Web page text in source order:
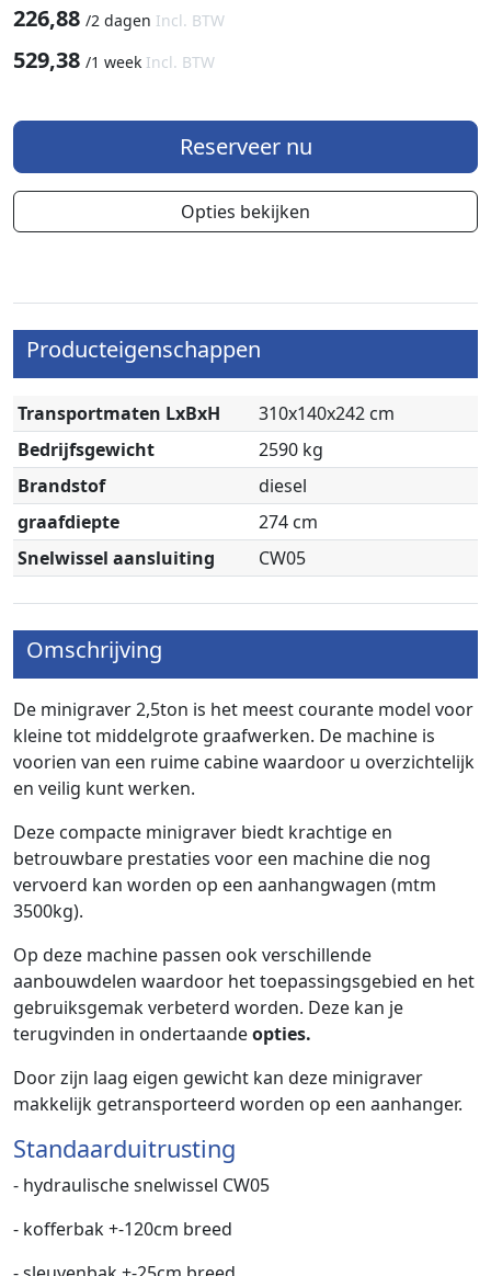
226,88 /2 dagen Incl. BTW
529,38 /1 week Incl. BTW
Reserveer nu
Opties bekijken
Producteigenschappen
Transportmaten LxBxH
310x140x242 cm
Bedrijfsgewicht
2590 kg
Brandstof
diesel
graafdiepte
274 cm
Snelwissel aansluiting
CW05
Omschrijving
De minigraver 2,5ton is het meest courante model voor
kleine tot middelgrote graafwerken. De machine is
voorien van een ruime cabine waardoor u overzichtelijk
en veilig kunt werken.
Deze compacte minigraver biedt krachtige en
betrouwbare prestaties voor een machine die nog
vervoerd kan worden op een aanhangwagen (mtm
3500kg).
Op deze machine passen ook verschillende
aanbouwdelen waardoor het toepassingsgebied en het
gebruiksgemak verbeterd worden. Deze kan je
terugvinden in ondertaandeopties.
Door zijn laag eigen gewicht kan deze minigraver
makkelijk getransporteerd worden op een aanhanger.
Standaarduitrusting
- hydraulische snelwissel CW05
- kofferbak +-120cm breed